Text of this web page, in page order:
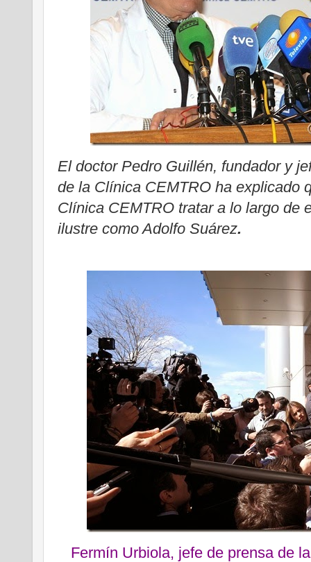
El doctor Pedro Guillén, fundador y
de la Clínica CEMTRO ha explicado
Clínica CEMTRO tratar a lo largo de
ilustre como Adolfo Suárez.
Fermín Urbiola, jefe de prensa de